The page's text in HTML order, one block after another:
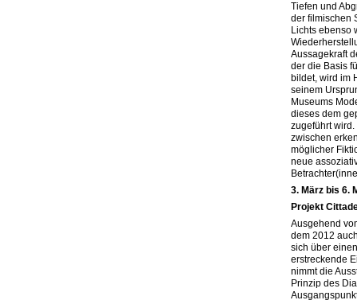
Tiefen und
der filmischen
Lichts ebenso
Aussagekraft
der die Basis
bildet, wird im
seinem
Museums
dieses dem
zugeführt
zwischen
möglicher
neue
3. März bis 6.
Projekt
Ausgehend
dem 2012
sich über
erstreckende
nimmt die
Prinzip des